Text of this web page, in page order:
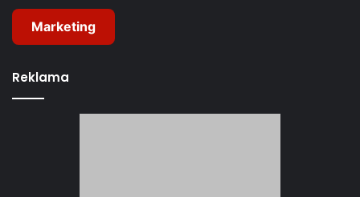
Marketing
Reklama